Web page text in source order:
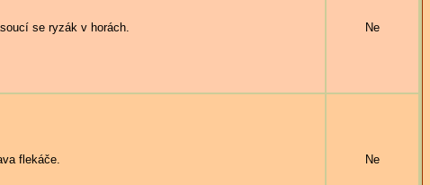
se ryzák v horách. Ne
flekáče. Ne